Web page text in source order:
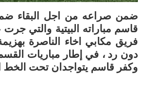
ضمن صراعه من اجل البقاء
قاسم مباراته البيتية والتي
فريق مكابي اخاء الناصرة
دون رد ، في إطار مباريات القسم
وكفر قاسم يتواجدان تحت الخط